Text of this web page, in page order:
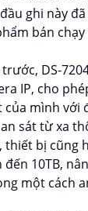
ghi này
bán
DS-
IP, cho
mình với
sát từ xa
bị cũng
10TB,
một cách